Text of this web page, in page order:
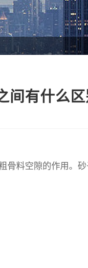
间有什么
骨料空隙的作用。砂